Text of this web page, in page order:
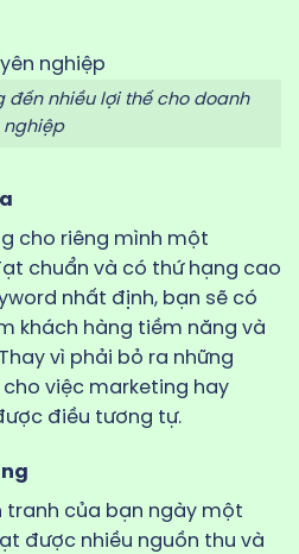
đến nhiều lợi thế cho doanh
nghiệp
cho riêng mình một
chuẩn và có thứ hạng cao
nhất định, bạn sẽ có
khách hàng tiềm năng và
vì phải bỏ ra những
việc marketing hay
điều tương tự.
tranh của bạn ngày một
được nhiều nguồn thu và